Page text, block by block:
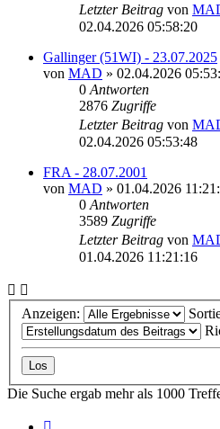
Letzter Beitrag von
02.04.2026 05:58:20
Gallinger (51WI) - 23.07.2025
von MAD » 02.04.2026
0 Antworten
2876 Zugriffe
Letzter Beitrag von
02.04.2026 05:53:48
FRA - 28.07.2001
von MAD » 01.04.2026
0 Antworten
3589 Zugriffe
Letzter Beitrag von
01.04.2026 11:21:16
Anzeigen:
Die Suche ergab mehr als 1000